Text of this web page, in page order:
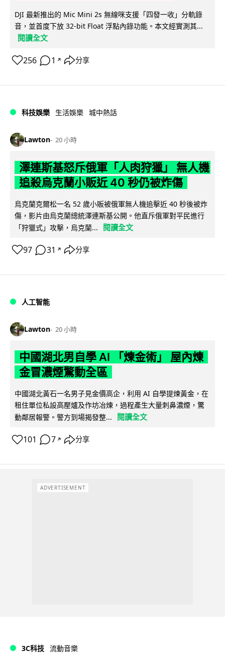
DJI 最新推出的 Mic Mini 2s 無線咪支援「四發一收」分軌錄
音，並首度下放 32-bit Float 浮點內錄功能。本文經實測其...
閱讀全文
256 1 ↗ 分享
科技娛樂 生活娛樂 城中熱話
Lawton 20 小時
澤連斯基怒斥俄軍「人肉狩獵」 無人機
追殺烏克蘭小販近 40 秒仍被炸傷
烏克蘭克爾松一名 52 歲小販被俄軍無人機追擊近 40 秒後被炸
傷，影片由烏克蘭總統澤連斯基公開。他直斥俄軍對平民進行
「狩獵式」攻擊，烏克蘭...
閱讀全文
97 31 ↗ 分享
人工智能
Lawton 20 小時
中國湖北男自學 AI 「煉金術」 屋內煉
金冒濃煙驚動全區
中國湖北黃石一名男子見金價高企，利用 AI 自學提煉黃金，在
租住單位私設高壓爐及作坊冶煉，過程產生大量刺鼻濃煙，驚
動鄰居報警。警方到場揭發整...
閱讀全文
101 7 ↗ 分享
ADVERTISEMENT
3C科技 流動音樂